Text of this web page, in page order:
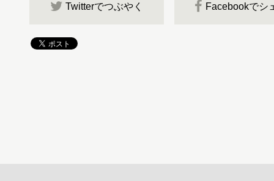
Twitterでつぶやく Facebookでシ